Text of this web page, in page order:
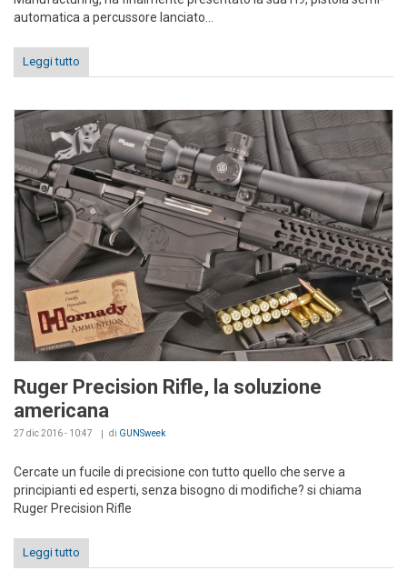
automatica a percussore lanciato...
Leggi tutto
Ruger Precision Rifle, la soluzione
americana
27 dic 2016 - 10:47 di GUNSweek
Cercate un fucile di precisione con tutto quello che serve a
principianti ed esperti, senza bisogno di modifiche? si chiama
Ruger Precision Rifle
Leggi tutto